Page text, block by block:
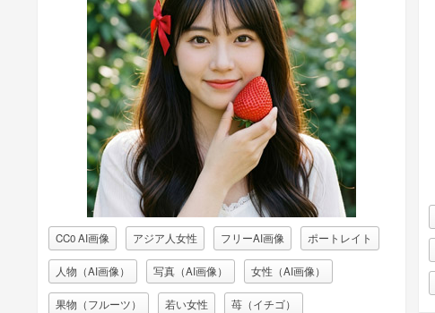
CC0 AI画像 アジア人女性 フリーAI画像 ポートレイト
人物（AI画像） 写真（AI画像） 女性（AI画像）
果物（フルーツ） 若い女性 苺（イチゴ）